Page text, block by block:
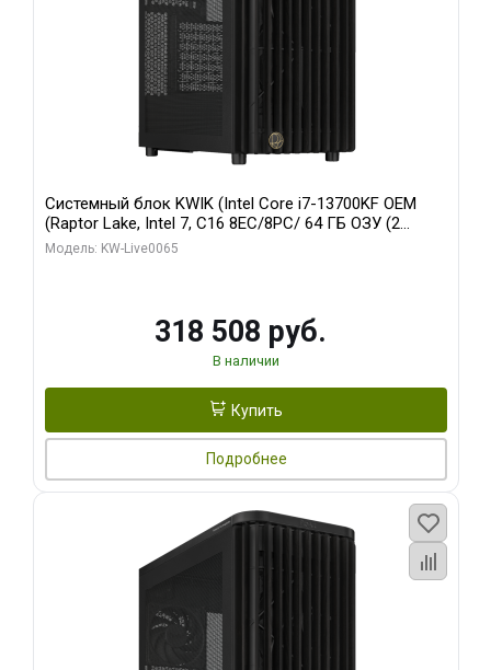
Системный блок KWIK (Intel Core i7-13700KF OEM
(Raptor Lake, Intel 7, C16 8EC/8PC/ 64 ГБ ОЗУ (2
модуля)/ ASUS RTX5080 PROART OC 16GB GDDR7
Модель: KW-Live0065
318 508 руб.
В наличии
Купить
Подробнее